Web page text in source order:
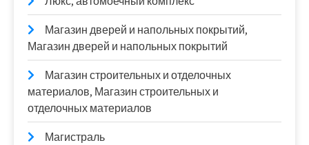
Магазин дверей и напольных покрытий,
Магазин дверей и напольных покрытий
Магазин строительных и отделочных
материалов, Магазин строительных и
отделочных материалов
Магистраль